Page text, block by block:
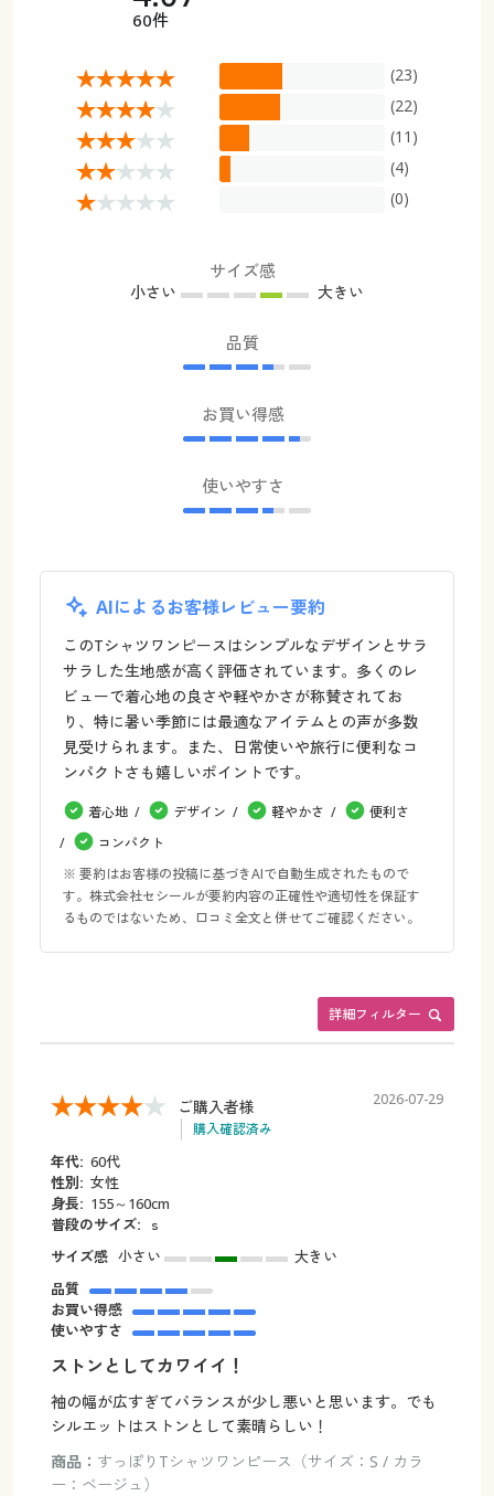
60件
(23)
(22)
(11)
(4)
(0)
サイズ感
小さい 大きい
品質
お買い得感
使いやすさ
AIによるお客様レビュー要約
このTシャツワンピースはシンプルなデザインとサラ
サラした生地感が高く評価されています。多くのレ
ビューで着心地の良さや軽やかさが称賛されてお
り、特に暑い季節には最適なアイテムとの声が多数
見受けられます。また、日常使いや旅行に便利なコ
ンパクトさも嬉しいポイントです。
着心地 デザイン 軽やかさ
便利さ
コンパクト
※ 要約はお客様の投稿に基づきAIで自動生成されたもので
す。株式会社セシールが要約内容の正確性や適切性を保証す
るものではないため、口コミ全文と併せてご確認ください。
詳細フィルター
ご購入者様
購入確認済み
2026-07-29
年代: 60代
性別: 女性
身長: 155～160cm
普段のサイズ:
ｓ
サイズ感 小さい
大きい
品質
お買い得感
使いやすさ
ストンとしてカワイイ！
袖の幅が広すぎてバランスが少し悪いと思います。でも
シルエットはストンとして素晴らしい！
商品： すっぽりTシャツワンピース（サイズ：S / カラ
ー：ベージュ）